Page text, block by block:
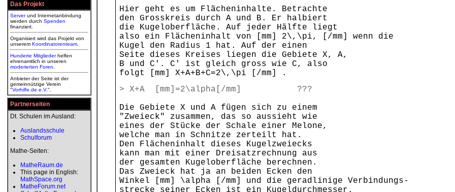
Das Projekt
Serverund Internetanbindung
werden durch Spenden
finanziert.
Organisiert wird das Projekt von
unserem Koordinatorenteam
Hunderte Mitgliederhelfen
ehrenamtlich in unseren
moderierten Foren
Anbieter der Seite ist der
gemeinnützige Verein
"Vorhilfe.de e.V.".
Partnerseiten
Dt. Schulen im Ausland:
Auslandsschule
Schulforum
Mathe-Seiten:
MatheRaum.de
This page in English:
MathSpace.org
MatheForum.net
Hier geht es um Flächeninhalte. Betrachte
den Grosskreis durch A und B. Er halbiert
die Kugeloberfläche. Auf jeder Hälfte liegt
also ein Flächeninhalt von [mm] 2\,\pi, [/mm] wenn die
Kugel den Radius 1 hat. Auf der einen
Seite dieses Kreises liegen die Gebiete X, A,
B und C'. C' ist gleich gross wie C, also
folgt [mm] X+A+B+C=2\,\pi [/mm] .
> X+A [mm]=2\alpha[/mm] ???
Die Gebiete X und A fügen sich zu einem
"Zweieck" zusammen, das so aussieht wie
eines der Stücke der Schale einer Melone,
welche man in Schnitze zerteilt hat.
Den Flächeninhalt dieses Kugelzweiecks
kann man mit einer Dreisatzrechnung aus
der gesamten Kugeloberfläche berechnen.
Das Zweieck hat ja an beiden Ecken den
Winkel [mm] \alpha [/mm] und die geradlinige Verbindungs-
strecke seiner Ecken ist ein Kugeldurchmesser.